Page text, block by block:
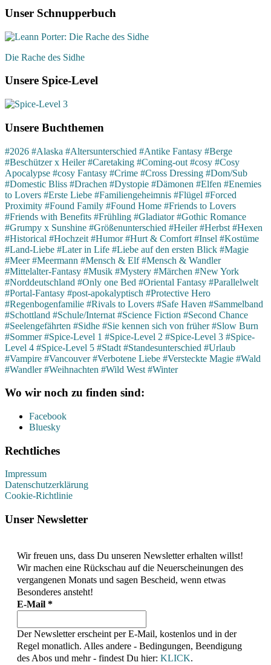
Unser Schnupperbuch
Die Rache des Sidhe
Unsere Spice-Level
Unsere Buchthemen
#2026 #Alaska #Altersunterschied #Antike Fantasy #Berge
#Beschützer x Heiler #Caretaking #Coming-out #cosy #Cosy
Apocalypse #cosy Fantasy #Crime #Cross Dressing #Dom/Sub
#Domestic Bliss #Drachen #Dystopie #Dämonen #Elfen #Enemies
to Lovers #Erste Liebe #Familiengeheimnis #Flügel #Forced
Proximity #Found Family #Found Home #Friends to Lovers
#Friends with Benefits #Frühling #Gladiator #Gothic Romance
#Grumpy x Sunshine #Größenunterschied #Heiler #Herbst #Hexen
#Historical #Hochzeit #Humor #Hurt & Comfort #Insel #Kostüme
#Land-Liebe #Later in Life #Liebe auf den ersten Blick #Magie
#Meer #Meermann #Mensch & Elf #Mensch & Wandler
#Mittelalter-Fantasy #Musik #Mystery #Märchen #New York
#Norddeutschland #Only one Bed #Oriental Fantasy #Parallelwelt
#Portal-Fantasy #post-apokalyptisch #Protective Hero
#Regenbogenfamilie #Rivals to Lovers #Safe Haven #Sammelband
#Schottland #Schule/Internat #Science Fiction #Second Chance
#Seelengefährten #Sidhe #Sie kennen sich von früher #Slow Burn
#Sommer #Spice-Level 1 #Spice-Level 2 #Spice-Level 3 #Spice-
Level 4 #Spice-Level 5 #Stadt #Standesunterschied #Urlaub
#Vampire #Vancouver #Verbotene Liebe #Versteckte Magie #Wald
#Wandler #Weihnachten #Wild West #Winter
Wo wir noch zu finden sind:
Facebook
Bluesky
Rechtliches
Impressum
Datenschutzerklärung
Cookie-Richtlinie
Unser Newsletter
Wir freuen uns, dass Du unseren Newsletter erhalten willst!
Wir machen eine Rückschau auf die Neuerscheinungen des
vergangenen Monats und sagen Bescheid, wenn etwas
Besonderes ansteht!
E-Mail *
Der Newsletter erscheint per E-Mail, kostenlos und in der
Regel monatlich. Alles andere - Bedingungen, Beendigung
des Abos und mehr - findest Du hier: KLICK.